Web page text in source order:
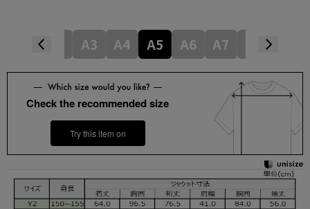
A3 A4 A5 A6 A7
Check the recommended size
Try this item on